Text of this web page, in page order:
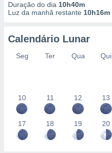
Duração do dia 10h40m
Luz da manhã restante 10h16m
Calendário Lunar
Seg Ter Qua Qui
10 11 12 13
17 18 19 20